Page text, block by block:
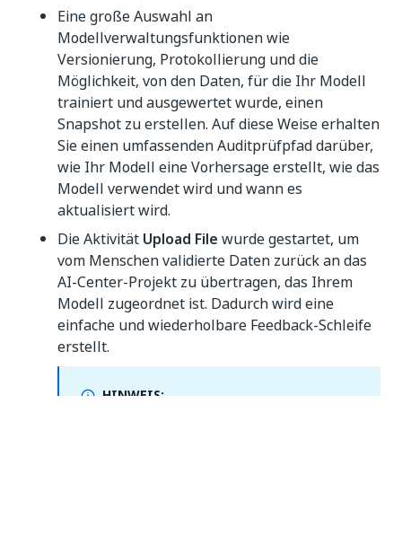
Eine große Auswahl an
Modellverwaltungsfunktionen wie
Versionierung, Protokollierung und die
Möglichkeit, von den Daten, für die Ihr Modell
trainiert und ausgewertet wurde, einen
Snapshot zu erstellen. Auf diese Weise erhalten
Sie einen umfassenden Auditprüfpfad darüber,
wie Ihr Modell eine Vorhersage erstellt, wie das
Modell verwendet wird und wann es
aktualisiert wird.
Die Aktivität Upload File wurde gestartet, um
vom Menschen validierte Daten zurück an das
AI-Center-Projekt zu übertragen, das Ihrem
Modell zugeordnet ist. Dadurch wird eine
einfache und wiederholbare Feedback-Schleife
erstellt.
HINWEIS: